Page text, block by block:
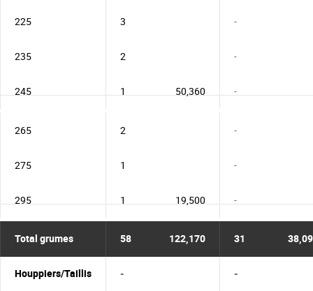
225 3 -
235 2 -
245 1 -
50,360
265 2 -
275 1 -
295 1 -
19,500
Total grumes 58 122,170 31
Houppiers/Taillis - -